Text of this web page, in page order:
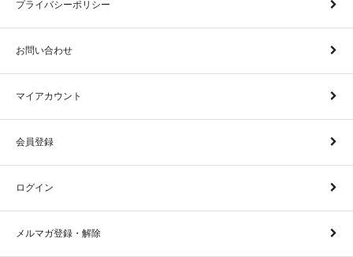
プライバシーポリシー
お問い合わせ
マイアカウント
会員登録
ログイン
メルマガ登録・解除